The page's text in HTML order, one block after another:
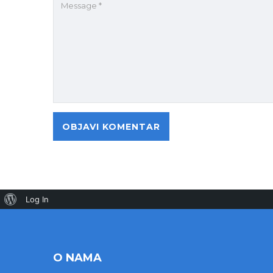
O NAMA
Log In